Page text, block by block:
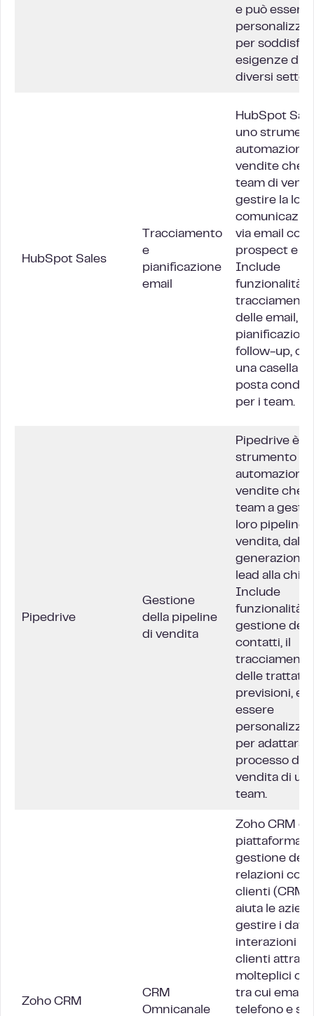
e può essere
per
esigenze di
diversi
HubSpot Sales
Tracciamento
e
pianificazione
email
HubSpot
uno
automazione
vendite che
team di
gestire la loro
via email con
prospect e
Include
funzionalità
tracciamento
delle email, la
follow-up,
una casella di
posta
per i team.
Pipedrive
Gestione
della pipeline
di vendita
Pipedrive è
strumento di
automazione
vendite che
team a
loro pipeline
vendita, dalla
generazione
lead alla
Include
funzionalità
gestione dei
contatti, il
tracciamento
delle
previsioni, e
essere
per adattarsi
processo di
vendita di un
team.
Zoho CRM
CRM
Omnicanale
Zoho CRM è
piattaforma di
gestione
relazioni con i
clienti (CRM)
aiuta le
gestire i dati
interazioni
clienti
molteplici
tra cui email,
telefono e